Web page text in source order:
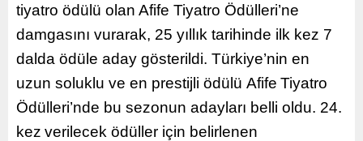
tiyatro ödülü olan Afife Tiyatro Ödülleri’ne
damgasını vurarak, 25 yıllık tarihinde ilk kez 7
dalda ödüle aday gösterildi. Türkiye’nin en
uzun soluklu ve en prestijli ödülü Afife Tiyatro
Ödülleri’nde bu sezonun adayları belli oldu. 24.
kez verilecek ödüller için belirlenen